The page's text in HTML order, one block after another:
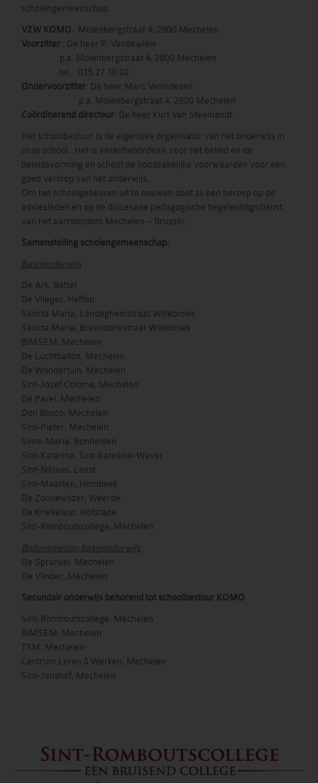
scholengemeenschap.
VZW KOMO, Molenbergstraat 4, 2800 Mechelen
Voorzitter : De heer P. Vandewiele
p.a. Molenbergstraat 4, 2800 Mechelen
tel. : 015 27 10 02
Ondervoorzitter: De heer Marc Vermoesen
p.a. Molenbergstraat 4, 2800 Mechelen
Coördinerend directeur: De heer Kurt Van Steenlandt
Het schoolbestuur is de eigenlijke organisator van het onderwijs in
onze school. Het is verantwoordelijk voor het beleid en de
beleidsvorming en schept de noodzakelijke voorwaarden voor een
goed verloop van het onderwijs.
Om het schoolgebeuren uit te bouwen doet zij een beroep op de
adviesleden en op de diocesane pedagogische begeleidingsdienst
van het aartsbisdom Mechelen – Brussel.
Samenstelling scholengemeenschap:
Basisonderwijs
De Ark, Battel
De Vlieger, Heffen
Sancta Maria, Landeghemstraat Willebroek
Sancta Maria, Breendonkstraat Willebroek
BIMSEM, Mechelen
De Luchtballon, Mechelen
De Wondertuin, Mechelen
Sint-Jozef Coloma, Mechelen
De Parel, Mechelen
Don Bosco, Mechelen
Sint-Pieter, Mechelen
Sinte-Maria, Bonheiden
Sint-Katarina, Sint-Katelijne-Waver
Sint-Niklaas, Leest
Sint-Maarten, Hombeek
De Zonnewijzer, Weerde
De Kriekelaar, Hofstade
Sint-Romboutscollege, Mechelen
Buitengewoon basisonderwijs
De Sprankel, Mechelen
De Vlinder, Mechelen
Secundair onderwijs behorend tot schoolbestuur KOMO
Sint-Romboutscollege, Mechelen
BIMSEM, Mechelen
TSM, Mechelen
Centrum Leren & Werken, Mechelen
Sint-Janshof, Mechelen